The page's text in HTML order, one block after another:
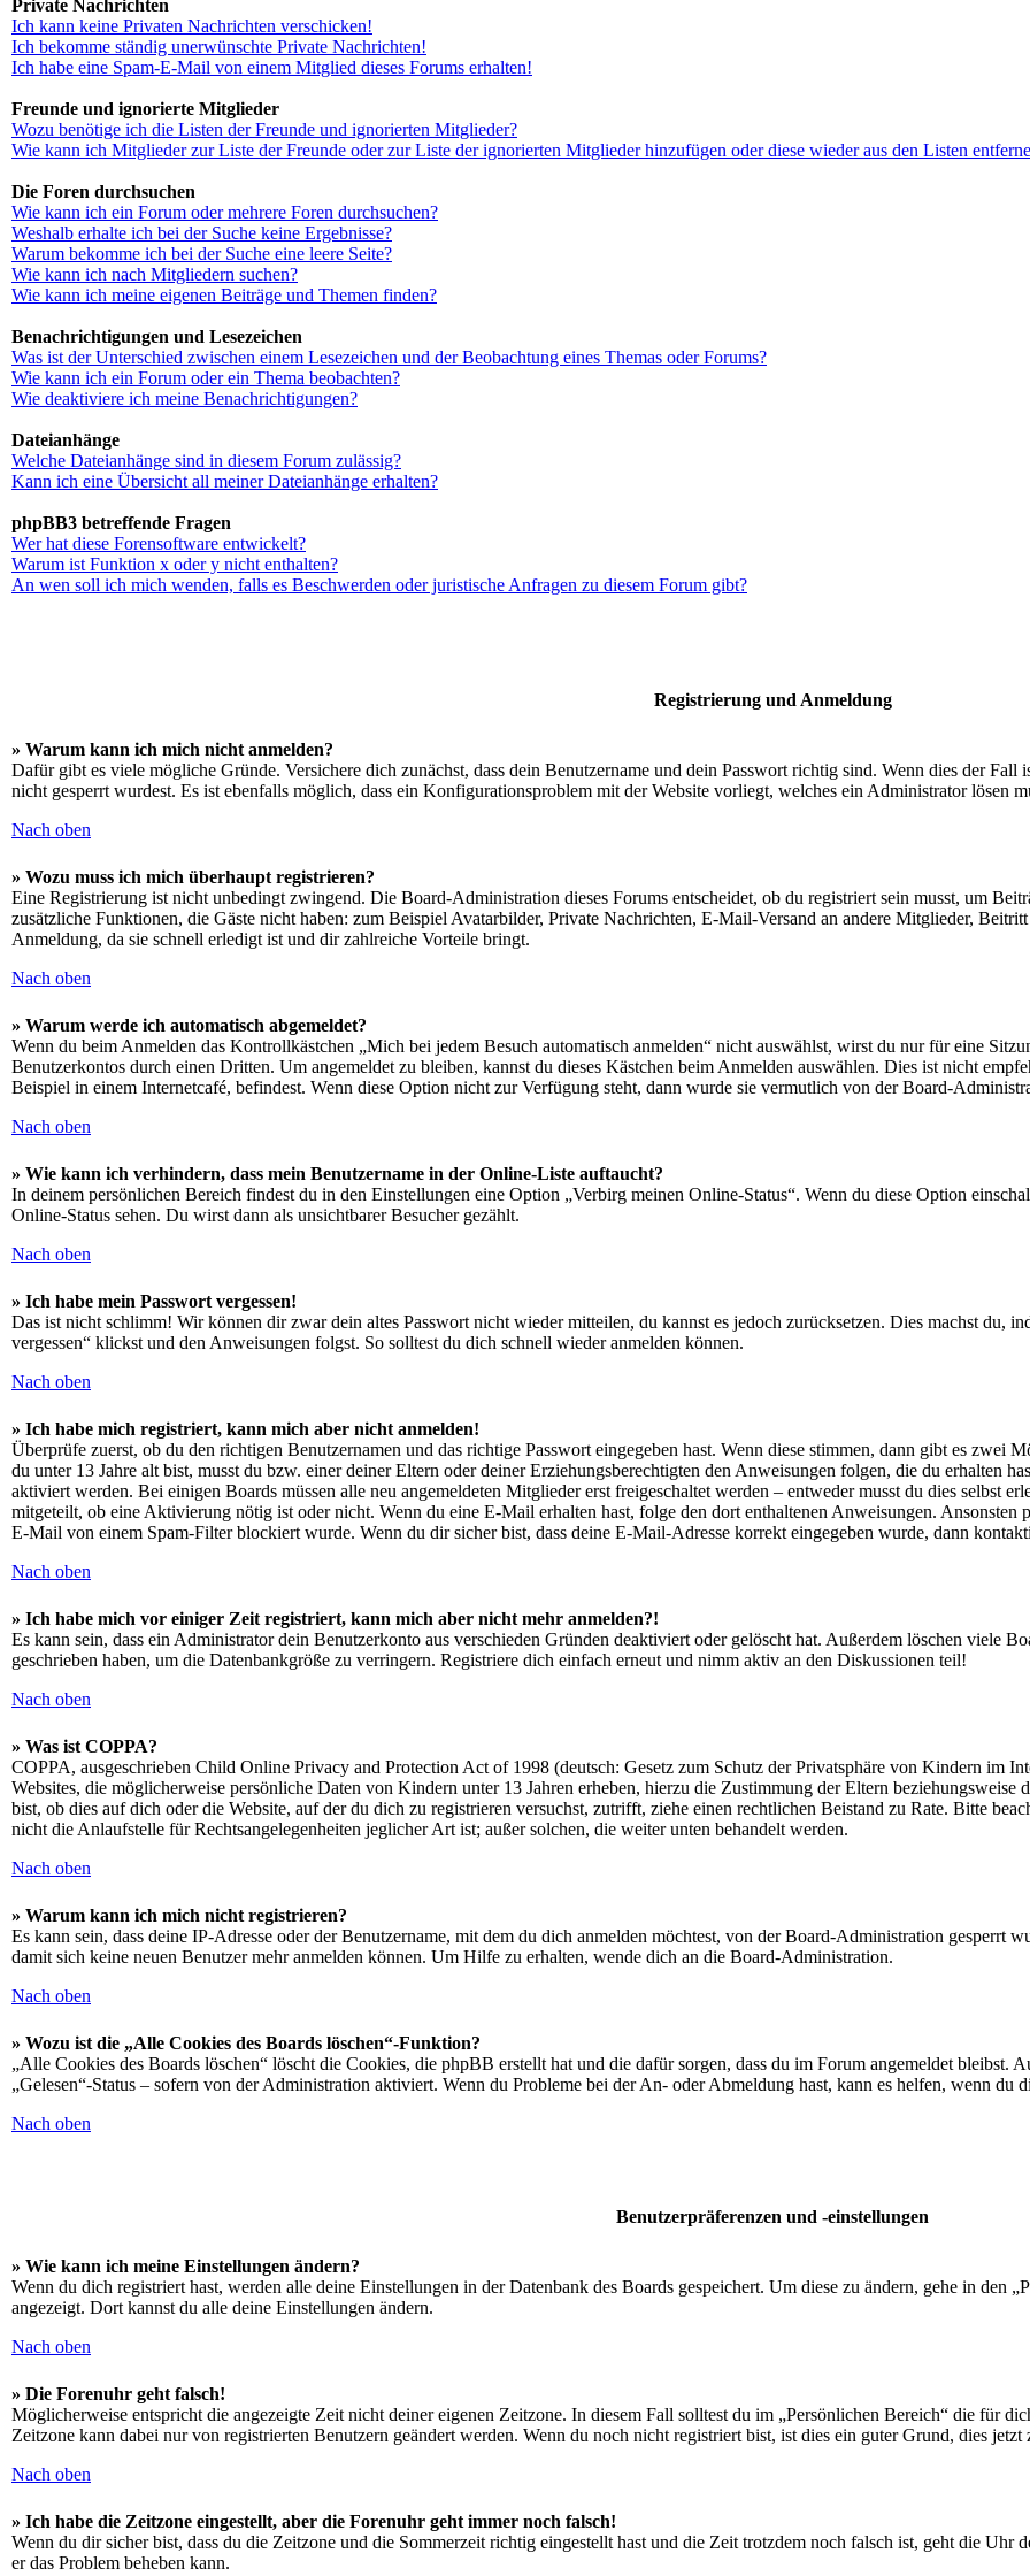
Private Nachrichten
Ich kann keine Privaten Nachrichten verschicken!
Ich bekomme ständig unerwünschte Private Nachrichten!
Ich habe eine Spam-E-Mail von einem Mitglied dieses Forums erhalten!
Freunde und ignorierte Mitglieder
Wozu benötige ich die Listen der Freunde und ignorierten Mitglieder?
Wie kann ich Mitglieder zur Liste der Freunde oder zur Liste der ignorierten Mitglieder hinzufügen oder diese wieder aus den Listen
Die Foren durchsuchen
Wie kann ich ein Forum oder mehrere Foren durchsuchen?
Weshalb erhalte ich bei der Suche keine Ergebnisse?
Warum bekomme ich bei der Suche eine leere Seite?
Wie kann ich nach Mitgliedern suchen?
Wie kann ich meine eigenen Beiträge und Themen finden?
Benachrichtigungen und Lesezeichen
Was ist der Unterschied zwischen einem Lesezeichen und der Beobachtung eines Themas oder Forums?
Wie kann ich ein Forum oder ein Thema beobachten?
Wie deaktiviere ich meine Benachrichtigungen?
Dateianhänge
Welche Dateianhänge sind in diesem Forum zulässig?
Kann ich eine Übersicht all meiner Dateianhänge erhalten?
phpBB3 betreffende Fragen
Wer hat diese Forensoftware entwickelt?
Warum ist Funktion x oder y nicht enthalten?
An wen soll ich mich wenden, falls es Beschwerden oder juristische Anfragen zu diesem Forum gibt?
Registrierung und Anmeldung
» Warum kann ich mich nicht anmelden?
Dafür gibt es viele mögliche Gründe. Versichere dich zunächst, dass dein Benutzername und dein Passwort richtig sind. Wenn dies der
nicht gesperrt wurdest. Es ist ebenfalls möglich, dass ein Konfigurationsproblem mit der Website vorliegt, welches ein Administrator lösen
Nach oben
» Wozu muss ich mich überhaupt registrieren?
Eine Registrierung ist nicht unbedingt zwingend. Die Board-Administration dieses Forums entscheidet, ob du registriert sein musst, um
zusätzliche Funktionen, die Gäste nicht haben: zum Beispiel Avatarbilder, Private Nachrichten, E-Mail-Versand an andere Mitglieder,
Anmeldung, da sie schnell erledigt ist und dir zahlreiche Vorteile bringt.
Nach oben
» Warum werde ich automatisch abgemeldet?
Wenn du beim Anmelden das Kontrollkästchen „Mich bei jedem Besuch automatisch anmelden“ nicht auswählst, wirst du nur für eine
Benutzerkontos durch einen Dritten. Um angemeldet zu bleiben, kannst du dieses Kästchen beim Anmelden auswählen. Dies ist nicht
Beispiel in einem Internetcafé, befindest. Wenn diese Option nicht zur Verfügung steht, dann wurde sie vermutlich von der Board-
Nach oben
» Wie kann ich verhindern, dass mein Benutzername in der Online-Liste auftaucht?
In deinem persönlichen Bereich findest du in den Einstellungen eine Option „Verbirg meinen Online-Status“. Wenn du diese Option
Online-Status sehen. Du wirst dann als unsichtbarer Besucher gezählt.
Nach oben
» Ich habe mein Passwort vergessen!
Das ist nicht schlimm! Wir können dir zwar dein altes Passwort nicht wieder mitteilen, du kannst es jedoch zurücksetzen. Dies machst du,
vergessen“ klickst und den Anweisungen folgst. So solltest du dich schnell wieder anmelden können.
Nach oben
» Ich habe mich registriert, kann mich aber nicht anmelden!
Überprüfe zuerst, ob du den richtigen Benutzernamen und das richtige Passwort eingegeben hast. Wenn diese stimmen, dann gibt es zwei
du unter 13 Jahre alt bist, musst du bzw. einer deiner Eltern oder deiner Erziehungsberechtigten den Anweisungen folgen, die du erhalten
aktiviert werden. Bei einigen Boards müssen alle neu angemeldeten Mitglieder erst freigeschaltet werden – entweder musst du dies selbst
mitgeteilt, ob eine Aktivierung nötig ist oder nicht. Wenn du eine E-Mail erhalten hast, folge den dort enthaltenen Anweisungen.
E-Mail von einem Spam-Filter blockiert wurde. Wenn du dir sicher bist, dass deine E-Mail-Adresse korrekt eingegeben wurde, dann
Nach oben
» Ich habe mich vor einiger Zeit registriert, kann mich aber nicht mehr anmelden?!
Es kann sein, dass ein Administrator dein Benutzerkonto aus verschieden Gründen deaktiviert oder gelöscht hat. Außerdem löschen viele
geschrieben haben, um die Datenbankgröße zu verringern. Registriere dich einfach erneut und nimm aktiv an den Diskussionen teil!
Nach oben
» Was ist COPPA?
COPPA, ausgeschrieben Child Online Privacy and Protection Act of 1998 (deutsch: Gesetz zum Schutz der Privatsphäre von Kindern im
Websites, die möglicherweise persönliche Daten von Kindern unter 13 Jahren erheben, hierzu die Zustimmung der Eltern beziehungsweise
bist, ob dies auf dich oder die Website, auf der du dich zu registrieren versuchst, zutrifft, ziehe einen rechtlichen Beistand zu Rate. Bitte
nicht die Anlaufstelle für Rechtsangelegenheiten jeglicher Art ist; außer solchen, die weiter unten behandelt werden.
Nach oben
» Warum kann ich mich nicht registrieren?
Es kann sein, dass deine IP-Adresse oder der Benutzername, mit dem du dich anmelden möchtest, von der Board-Administration gesperrt
damit sich keine neuen Benutzer mehr anmelden können. Um Hilfe zu erhalten, wende dich an die Board-Administration.
Nach oben
» Wozu ist die „Alle Cookies des Boards löschen“-Funktion?
„Alle Cookies des Boards löschen“ löscht die Cookies, die phpBB erstellt hat und die dafür sorgen, dass du im Forum angemeldet bleibst.
„Gelesen“-Status – sofern von der Administration aktiviert. Wenn du Probleme bei der An- oder Abmeldung hast, kann es helfen, wenn du
Nach oben
Benutzerpräferenzen und -einstellungen
» Wie kann ich meine Einstellungen ändern?
Wenn du dich registriert hast, werden alle deine Einstellungen in der Datenbank des Boards gespeichert. Um diese zu ändern, gehe in den
angezeigt. Dort kannst du alle deine Einstellungen ändern.
Nach oben
» Die Forenuhr geht falsch!
Möglicherweise entspricht die angezeigte Zeit nicht deiner eigenen Zeitzone. In diesem Fall solltest du im „Persönlichen Bereich“ die für
Zeitzone kann dabei nur von registrierten Benutzern geändert werden. Wenn du noch nicht registriert bist, ist dies ein guter Grund, dies jetzt
Nach oben
» Ich habe die Zeitzone eingestellt, aber die Forenuhr geht immer noch falsch!
Wenn du dir sicher bist, dass du die Zeitzone und die Sommerzeit richtig eingestellt hast und die Zeit trotzdem noch falsch ist, geht die
er das Problem beheben kann.